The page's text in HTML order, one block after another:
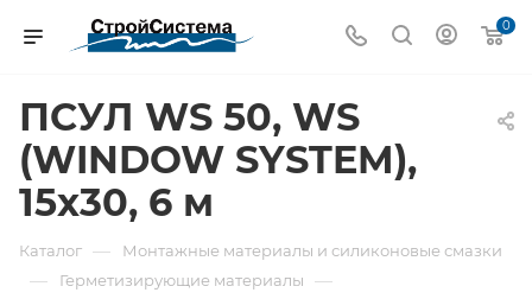
0
ПСУЛ WS 50, WS
(WINDOW SYSTEM),
15x30, 6 м
Каталог — Монтажные материалы и силиконовые смазки
— Герметизирующие материалы —